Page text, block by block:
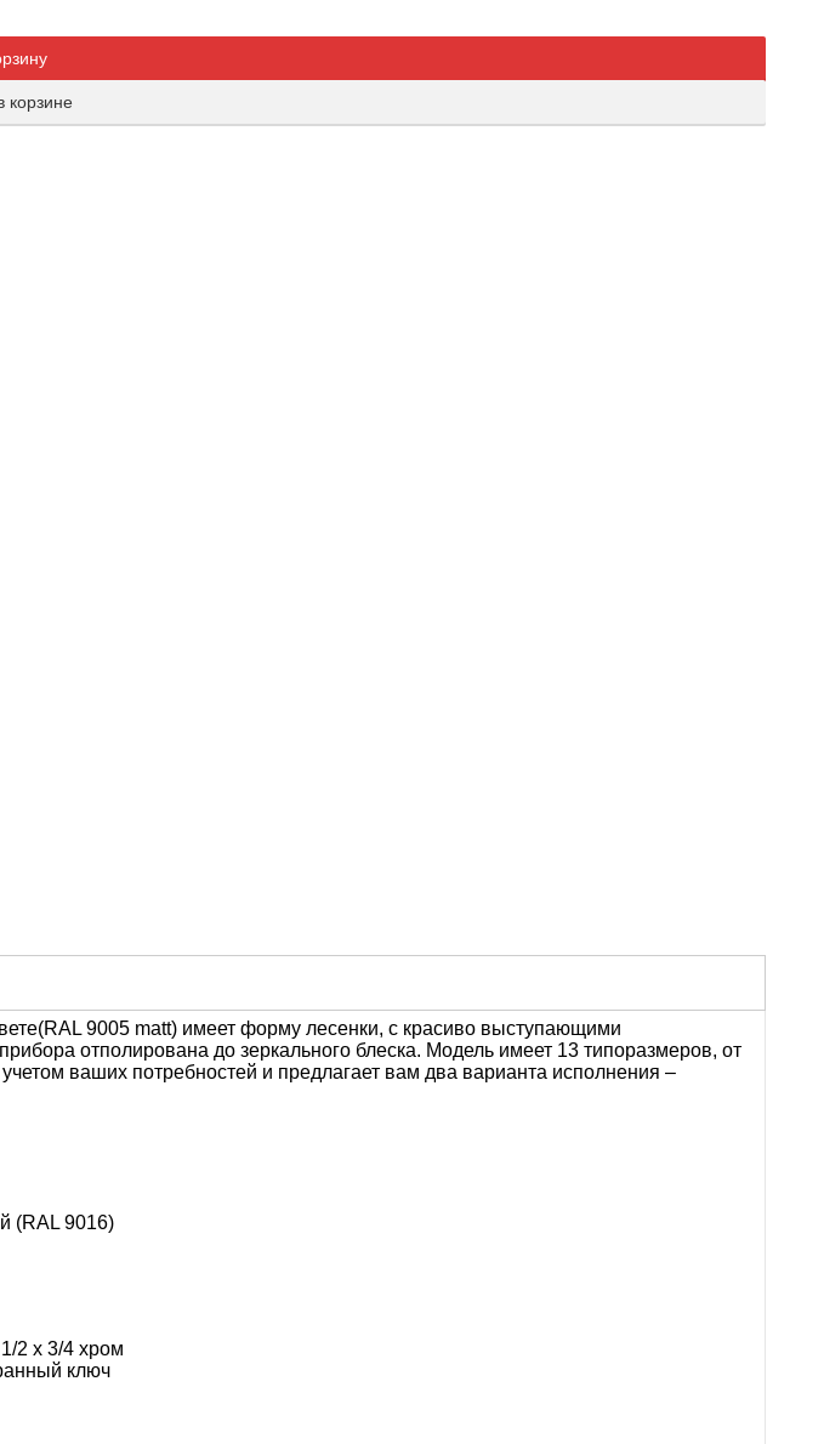
корзине
9005 matt) имеет форму лесенки, с красиво выступающими
отполирована до зеркального блеска. Модель имеет 13 типоразмеров, от
ваших потребностей и предлагает вам два варианта исполнения –
(RAL 9016)
2 х 3/4 хром
ключ